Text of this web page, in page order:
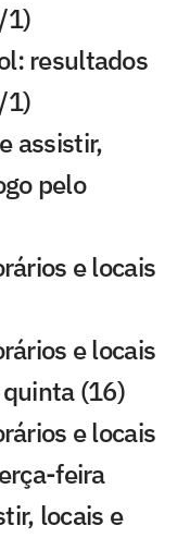
1)
resultados
1)
assistir,
pelo
e locais
e locais
(16)
e locais
feira
locais e